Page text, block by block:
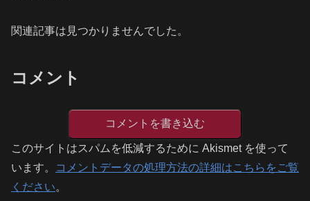
関連記事は見つかりませんでした。
コメント
コメントを書き込む
このサイトはスパムを低減するために Akismet を使って
います。
コメントデータの処理方法の詳細はこちらをご覧
ください。